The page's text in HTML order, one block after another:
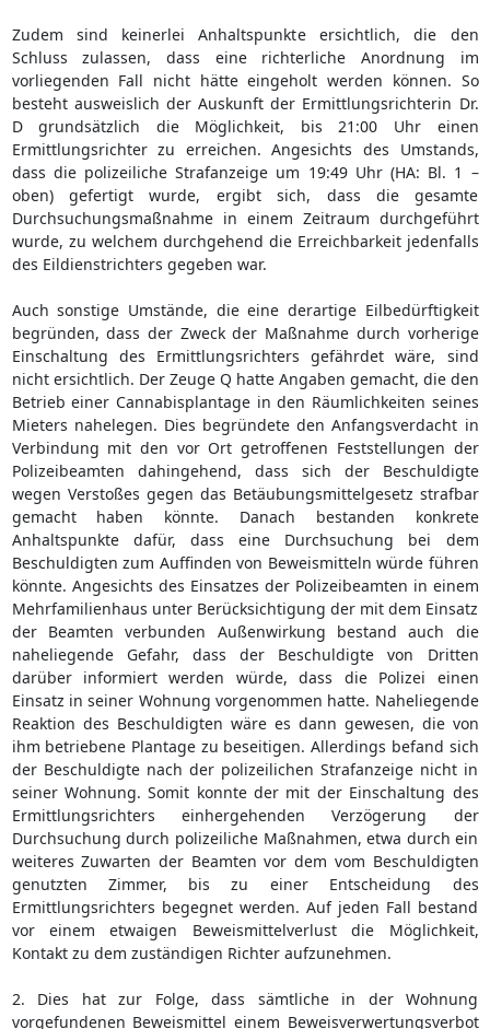
Zudem sind keinerlei Anhaltspunkte ersichtlich, die den
Schluss zulassen, dass eine richterliche Anordnung im
vorliegenden Fall nicht hätte eingeholt werden können. So
besteht ausweislich der Auskunft der Ermittlungsrichterin Dr.
D grundsätzlich die Möglichkeit, bis 21:00 Uhr einen
Ermittlungsrichter zu erreichen. Angesichts des Umstands,
dass die polizeiliche Strafanzeige um 19:49 Uhr (HA: Bl. 1 –
oben) gefertigt wurde, ergibt sich, dass die gesamte
Durchsuchungsmaßnahme in einem Zeitraum durchgeführt
wurde, zu welchem durchgehend die Erreichbarkeit jedenfalls
des Eildienstrichters gegeben war.
Auch sonstige Umstände, die eine derartige Eilbedürftigkeit
begründen, dass der Zweck der Maßnahme durch vorherige
Einschaltung des Ermittlungsrichters gefährdet wäre, sind
nicht ersichtlich. Der Zeuge Q hatte Angaben gemacht, die den
Betrieb einer Cannabisplantage in den Räumlichkeiten seines
Mieters nahelegen. Dies begründete den Anfangsverdacht in
Verbindung mit den vor Ort getroffenen Feststellungen der
Polizeibeamten dahingehend, dass sich der Beschuldigte
wegen Verstoßes gegen das Betäubungsmittelgesetz strafbar
gemacht haben könnte. Danach bestanden konkrete
Anhaltspunkte dafür, dass eine Durchsuchung bei dem
Beschuldigten zum Auffinden von Beweismitteln würde führen
könnte. Angesichts des Einsatzes der Polizeibeamten in einem
Mehrfamilienhaus unter Berücksichtigung der mit dem Einsatz
der Beamten verbunden Außenwirkung bestand auch die
naheliegende Gefahr, dass der Beschuldigte von Dritten
darüber informiert werden würde, dass die Polizei einen
Einsatz in seiner Wohnung vorgenommen hatte. Naheliegende
Reaktion des Beschuldigten wäre es dann gewesen, die von
ihm betriebene Plantage zu beseitigen. Allerdings befand sich
der Beschuldigte nach der polizeilichen Strafanzeige nicht in
seiner Wohnung. Somit konnte der mit der Einschaltung des
Ermittlungsrichters einhergehenden Verzögerung der
Durchsuchung durch polizeiliche Maßnahmen, etwa durch ein
weiteres Zuwarten der Beamten vor dem vom Beschuldigten
genutzten Zimmer, bis zu einer Entscheidung des
Ermittlungsrichters begegnet werden. Auf jeden Fall bestand
vor einem etwaigen Beweismittelverlust die Möglichkeit,
Kontakt zu dem zuständigen Richter aufzunehmen.
2. Dies hat zur Folge, dass sämtliche in der Wohnung
vorgefundenen Beweismittel einem Beweisverwertungsverbot